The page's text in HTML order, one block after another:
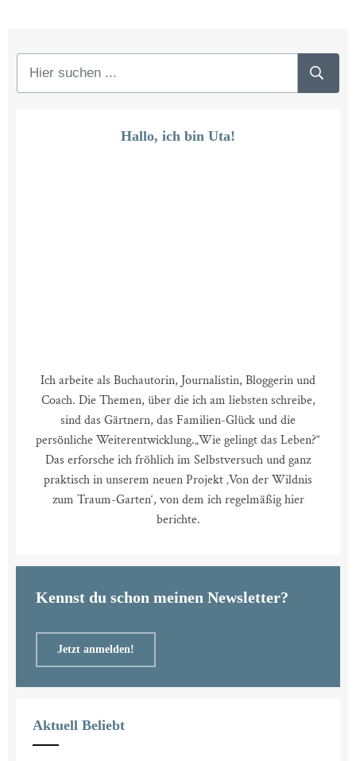
Hallo, ich bin Uta!
Ich arbeite als Buchautorin, Journalistin, Bloggerin und
Coach. Die Themen, über die ich am liebsten schreibe,
sind das Gärtnern, das Familien-Glück und die
persönliche Weiterentwicklung.„Wie gelingt das Leben?“
Das erforsche ich fröhlich im Selbstversuch und ganz
praktisch in unserem neuen Projekt ‚Von der Wildnis
zum Traum-Garten‘, von dem ich regelmäßig hier
berichte.
Kennst du schon meinen Newsletter?
Jetzt anmelden!
Aktuell Beliebt